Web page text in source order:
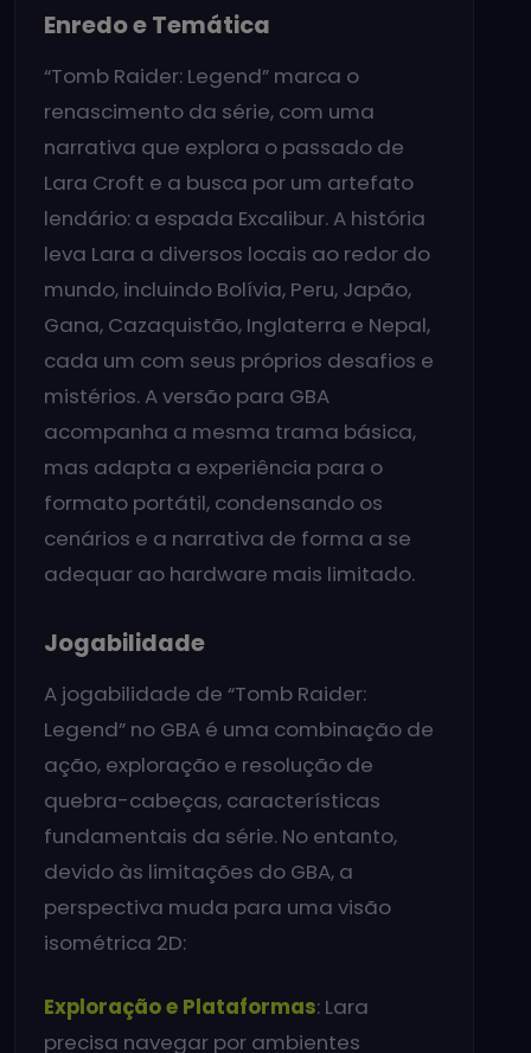
Enredo e Temática
“Tomb Raider: Legend” marca o
renascimento da série, com uma
narrativa que explora o passado de
Lara Croft e a busca por um artefato
lendário: a espada Excalibur. A história
leva Lara a diversos locais ao redor do
mundo, incluindo Bolívia, Peru, Japão,
Gana, Cazaquistão, Inglaterra e Nepal,
cada um com seus próprios desafios e
mistérios. A versão para GBA
acompanha a mesma trama básica,
mas adapta a experiência para o
formato portátil, condensando os
cenários e a narrativa de forma a se
adequar ao hardware mais limitado.
Jogabilidade
A jogabilidade de “Tomb Raider:
Legend” no GBA é uma combinação de
ação, exploração e resolução de
quebra-cabeças, características
fundamentais da série. No entanto,
devido às limitações do GBA, a
perspectiva muda para uma visão
isométrica 2D:
Exploração e Plataformas: Lara
precisa navegar por ambientes